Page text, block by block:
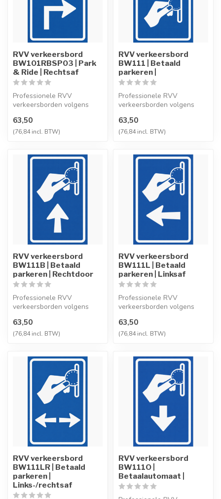
RVV verkeersbord
BW101RBSP03 | Park
& Ride | Rechtsaf
Professionele RVV
verkeersborden volgens
vervaardigd uit hoogwaa...
63,50
(76,84 incl. BTW)
RVV verkeersbord
BW111 | Betaald
parkeren |
Professionele RVV
verkeersborden volgens
vervaardigd uit hoogwaa...
63,50
(76,84 incl. BTW)
RVV verkeersbord
BW111B | Betaald
parkeren | Rechtdoor
Professionele RVV
verkeersborden volgens
vervaardigd uit hoogwaa...
63,50
(76,84 incl. BTW)
RVV verkeersbord
BW111L | Betaald
parkeren | Linksaf
Professionele RVV
verkeersborden volgens
vervaardigd uit hoogwaa...
63,50
(76,84 incl. BTW)
RVV verkeersbord
BW111LR | Betaald
parkeren |
Links-/rechtsaf
RVV verkeersbord
BW111O |
Betaalautomaat |